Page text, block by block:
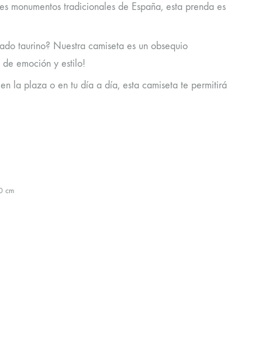
monumentos tradicionales de España, esta prenda es
taurino? Nuestra camiseta es un obsequio
de emoción y estilo!
la plaza o en tu día a día, esta camiseta te permitirá
cm